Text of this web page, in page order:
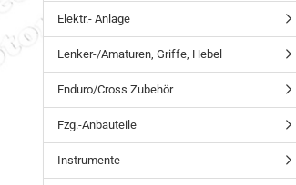
Elektr.- Anlage
Lenker-/Amaturen, Griffe, Hebel
Enduro/Cross Zubehör
Fzg.-Anbauteile
Instrumente